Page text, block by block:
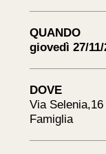
QUANDO
giovedì 27/11/
DOVE
Via
Famiglia